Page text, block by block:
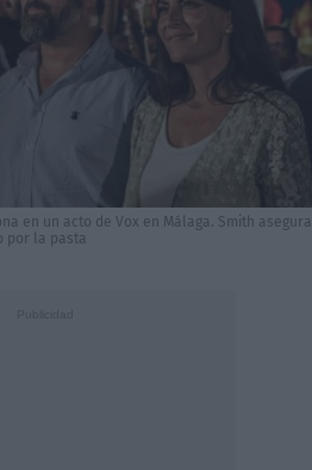
en un acto de Vox en Málaga. Smith asegura
por la pasta